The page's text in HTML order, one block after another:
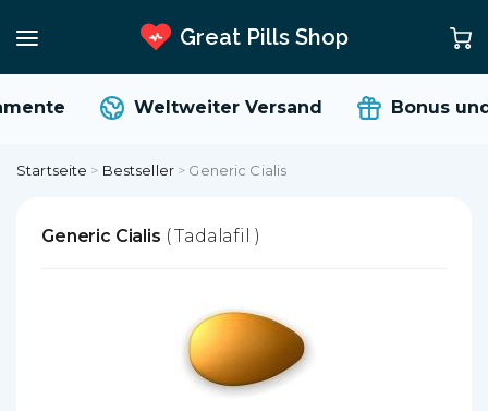
Great Pills Shop
Weltweiter Versand Bonus
Startseite > Bestseller > Generic Cialis
Generic Cialis ( Tadalafil )